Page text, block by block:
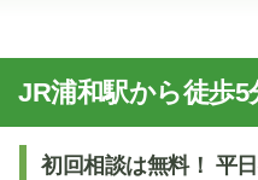
JR浦和駅から徒歩
初回相談は無料！ 平